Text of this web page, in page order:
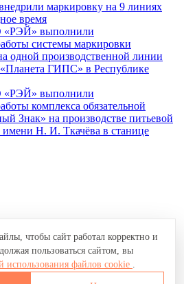
маркировку на 9 линиях
время
выполнили
системы маркировки
одной производственной линии
ГИПС» в Республике
выполнили
комплекса обязательной
Знак» на производстве питьевой
имени Н. И. Ткачёва в станице
чтобы сайт работал корректно и
пользоваться сайтом, вы
использования файлов cookie .